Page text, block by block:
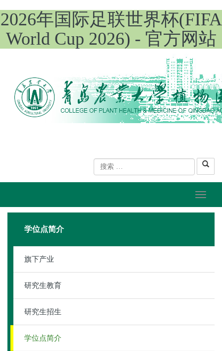
2026年国际足联世界杯(FIFA
World Cup 2026) - 官方网站
学位点简介
旗下产业
研究生教育
研究生招生
学位点简介